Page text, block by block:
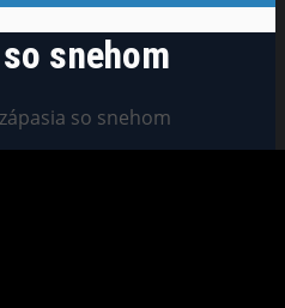
snehom
so snehom